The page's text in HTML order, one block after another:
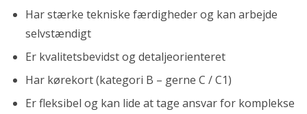
Har stærke tekniske færdigheder og kan arbejde
selvstændigt
Er kvalitetsbevidst og detaljeorienteret
Har kørekort (kategori B – gerne C / C1)
Er fleksibel og kan lide at tage ansvar for komplekse